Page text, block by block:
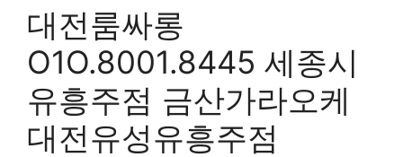
대전룸싸롱
O1O.8001.8445 세종시
유흥주점 금산가라오케
대전유성유흥주점